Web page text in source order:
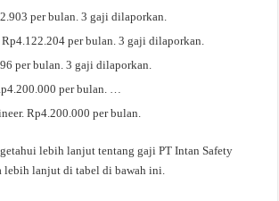
per bulan. 3 gaji dilaporkan.
per bulan. 3 gaji dilaporkan.
per bulan. 3 gaji dilaporkan.
per bulan. …
Rp4.200.000 per bulan.
lebih lanjut tentang gaji PT Intan Safety
lebih lanjut di tabel di bawah ini.